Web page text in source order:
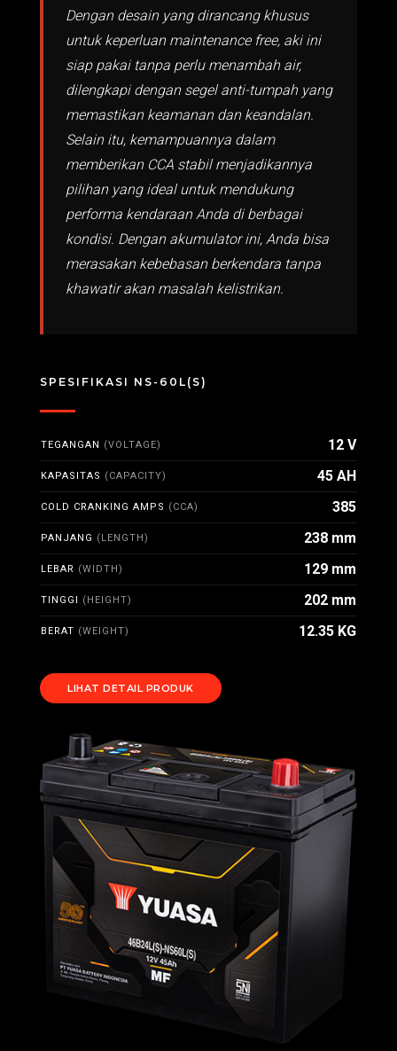
Dengan desain yang dirancang khusus
untuk keperluan maintenance free, aki ini
siap pakai tanpa perlu menambah air,
dilengkapi dengan segel anti-tumpah yang
memastikan keamanan dan keandalan.
Selain itu, kemampuannya dalam
memberikan CCA stabil menjadikannya
pilihan yang ideal untuk mendukung
performa kendaraan Anda di berbagai
kondisi. Dengan akumulator ini, Anda bisa
merasakan kebebasan berkendara tanpa
khawatir akan masalah kelistrikan.
SPESIFIKASI NS-60L(S)
TEGANGAN (VOLTAGE) 12 V
KAPASITAS (CAPACITY) 45 AH
COLD CRANKING AMPS (CCA) 385
PANJANG (LENGTH) 238 mm
LEBAR (WIDTH) 129 mm
TINGGI (HEIGHT) 202 mm
BERAT (WEIGHT) 12.35 KG
LIHAT DETAIL PRODUK